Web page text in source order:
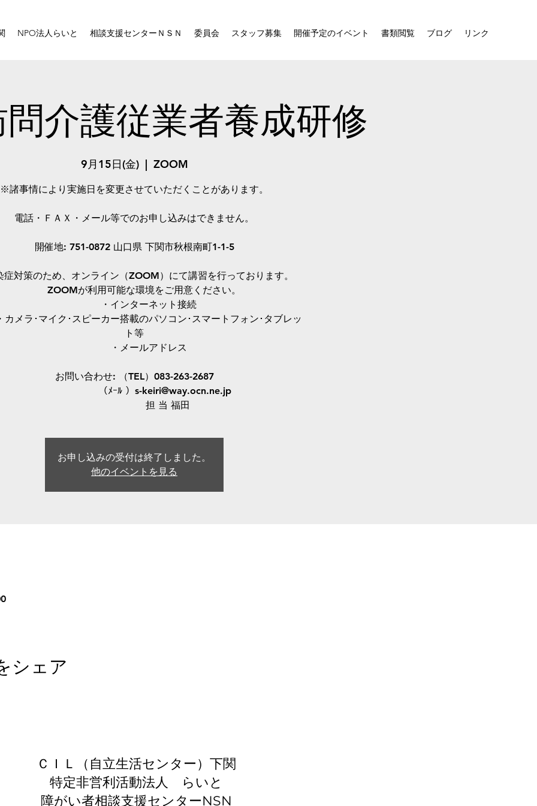
NPO法人らいと 相談支援センターＮＳＮ 委員会 スタッフ募集 開催予定のイベント 書類閲覧 ブログ リンク
介護従業者養成研修
9月15日(金)
  |
ZOOM
※諸事情により実施日を変更させていただくことがあります。
電話・ＦＡＸ・メール等でのお申し込みはできません。
開催地: 751-0872 山口県 下関市秋根南町1-1-5
対策のため、オンライン（ZOOM）にて講習を行っております。
ZOOMが利用可能な環境をご用意ください。
・インターネット接続
ラ･マイク･スピーカー搭載のパソコン･スマートフォン･タブレッ
ト等
・メールアドレス
お問い合わせ: （TEL）083-263-2687
（ﾒｰﾙ ）s-keiri@way.ocn.ne.jp
担 当 福田
お申し込みの受付は終了しました。
他のイベントを見る
シェア
​ＣＩＬ（自立生活センター）下関
特定非営利活動法人 らいと
​​障がい者相談支援センターNSN